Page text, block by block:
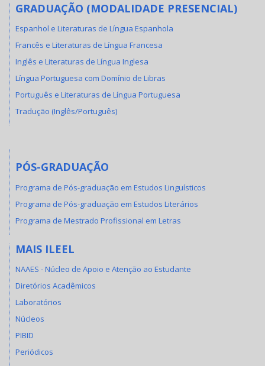
GRADUAÇÃO (MODALIDADE PRESENCIAL)
Espanhol e Literaturas de Língua Espanhola
Francês e Literaturas de Língua Francesa
Inglês e Literaturas de Língua Inglesa
Língua Portuguesa com Domínio de Libras
Português e Literaturas de Língua Portuguesa
Tradução (Inglês/Português)
PÓS-GRADUAÇÃO
Programa de Pós-graduação em Estudos Linguísticos
Programa de Pós-graduação em Estudos Literários
Programa de Mestrado Profissional em Letras
MAIS ILEEL
NAAES - Núcleo de Apoio e Atenção ao Estudante
Diretórios Acadêmicos
Laboratórios
Núcleos
PIBID
Periódicos